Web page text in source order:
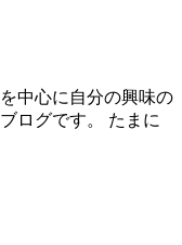
中心に自分の興味の
ログです。 たまに